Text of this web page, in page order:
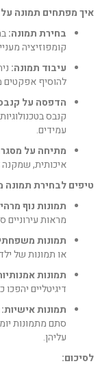
איך מפתחים תמונה
בחירת תמונה:
קומפוזיציה
עיבוד תמונה:
להוסיף אפקטים
הדפסה על
קנבס
עמידים.
מתיחה על
איכותית, שמקנה
טיפים לבחירת
תמונות נוף
מראות עירוניים
תמונות
או תמונות של
תמונות
דיגיטליים
תמונות אישיות:
סתם מתמונות
עליהן.
לסיכום: